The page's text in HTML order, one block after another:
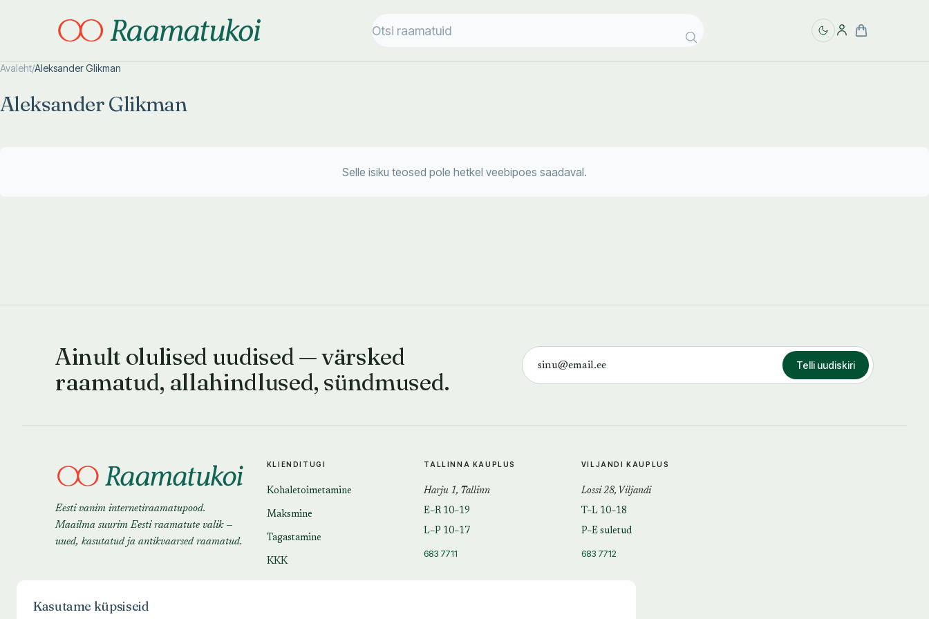
Avaleht/Aleksander Glikman
Aleksander Glikman
Selle isiku teosed pole hetkel veebipoes saadaval.
Ainult olulised uudised — värsked
raamatud, allahindlused, sündmused.
Telli uudiskiri
Eesti vanim internetiraamatupood.
Maailma suurim Eesti raamatute valik —
uued, kasutatud ja antikvaarsed raamatud.
KLIENDITUGI
Kohaletoimetamine
Maksmine
Tagastamine
KKK
TALLINNA KAUPLUS
Harju 1, Tallinn
E–R 10–19
L–P 10–17
683 7711
VILJANDI KAUPLUS
Lossi 28, Viljandi
T–L 10–18
P–E suletud
683 7712
Kasutame küpsiseid